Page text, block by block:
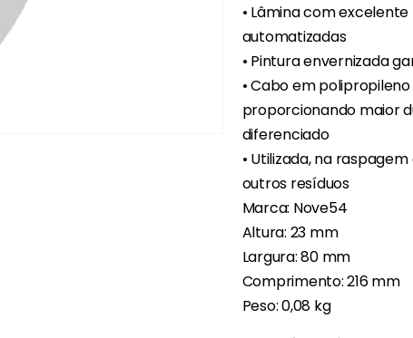
• Lâmina com
automatizadas
• Pintura envernizada
• Cabo em
proporcionando maior
diferenciado
• Utilizada, na
outros resíduos
Marca: Nove54
Altura: 23 mm
Largura: 80 mm
Comprimento: 216 mm
Peso: 0,08 kg